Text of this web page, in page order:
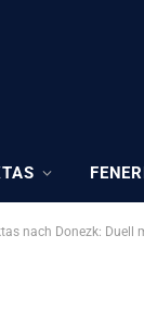
nach Donezk: